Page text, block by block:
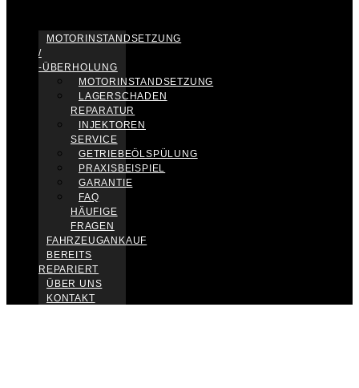
MOTORINSTANDSETZUNG
/
-ÜBERHOLUNG
MOTORINSTANDSETZUNG
LAGERSCHADEN
REPARATUR
INJEKTOREN
SERVICE
GETRIEBEÖLSPÜLUNG
PRAXISBEISPIEL
GARANTIE
FAQ
HÄUFIGE
FRAGEN
FAHRZEUGANKAUF
BEREITS
REPARIERT
ÜBER UNS
KONTAKT